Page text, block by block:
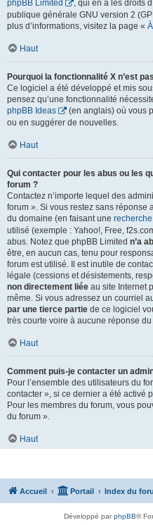
phpBB Limited
, qui en a les droits
publique générale GNU version 2
plus d’informations, visitez la page «
Haut
Pourquoi la fonctionnalité X n’est
Ce logiciel a été développé et mis
pensez qu’une fonctionnalité
phpBB Ideas
(en anglais) où vous
ou en suggérer de nouvelles.
Haut
Qui contacter pour les abus ou les
forum ?
Contactez n’importe lequel des
forum ». Si vous restez sans réponse
du domaine (en faisant une
utilisé (exemple : Yahoo!, Free,
abus. Notez que phpBB Limited n’a
être, en aucun cas, tenu pour
forum est utilisé. Il est inutile de
légale (cessions et désistements,
non directement liée au site Internet
même. Si vous adressez un courriel
par une tierce partie de ce logiciel
très courte voire à aucune réponse du
Haut
Comment puis-je contacter un
Pour l’ensemble des utilisateurs du
contacter », si ce dernier a été activé
Pour les membres du forum, vous
du forum ».
Haut
Accueil Portail Index du
Développé parphpBB®